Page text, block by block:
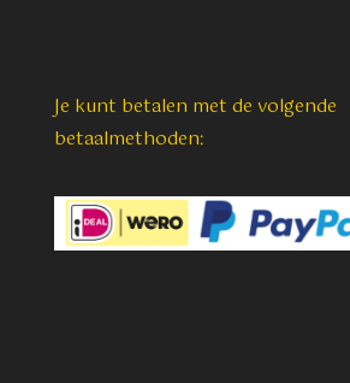
Je kunt betalen met de volgende
betaalmethoden: